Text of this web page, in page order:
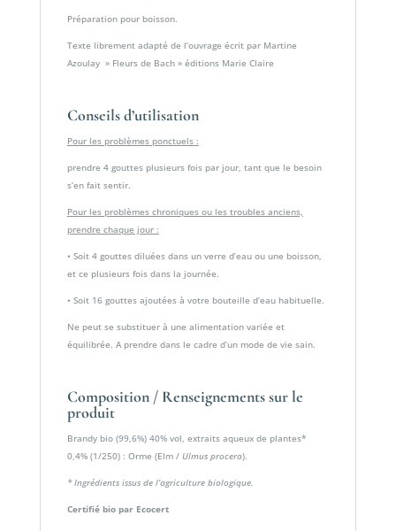
Préparation pour boisson.
Texte librement adapté de l’ouvrage écrit par Martine
Azoulay » Fleurs de Bach » éditions Marie Claire
Conseils d’utilisation
Pour les problèmes ponctuels :
prendre 4 gouttes plusieurs fois par jour, tant que le besoin
s’en fait sentir.
Pour les problèmes chroniques ou les troubles anciens,
prendre chaque jour :
• Soit 4 gouttes diluées dans un verre d’eau ou une boisson,
et ce plusieurs fois dans la journée.
• Soit 16 gouttes ajoutées à votre bouteille d’eau habituelle.
Ne peut se substituer à une alimentation variée et
équilibrée. A prendre dans le cadre d’un mode de vie sain.
Composition / Renseignements sur le
produit
Brandy bio (99,6%) 40% vol, extraits aqueux de plantes*
0,4% (1/250) : Orme (Elm / Ulmus procera).
* Ingrédients issus de l’agriculture biologique.
Certifié bio par Ecocert